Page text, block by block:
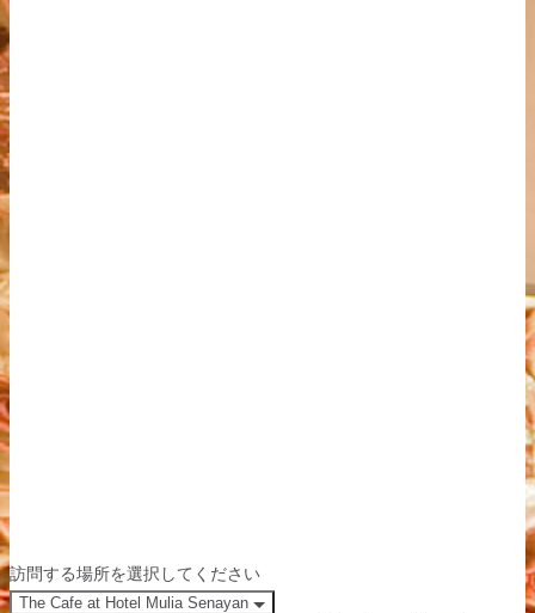
訪問する場所を選択してください
The Cafe at Hotel Mulia Senayan